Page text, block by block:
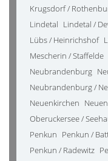
Krugsdorf /
Lindetal Lindetal /
Lübs / Heinrichshof
Mescherin / Staffelde
Neubrandenburg
Neubrandenburg /
Neuenkirchen
Oberuckersee /
Penkun Penkun /
Penkun / Radewitz